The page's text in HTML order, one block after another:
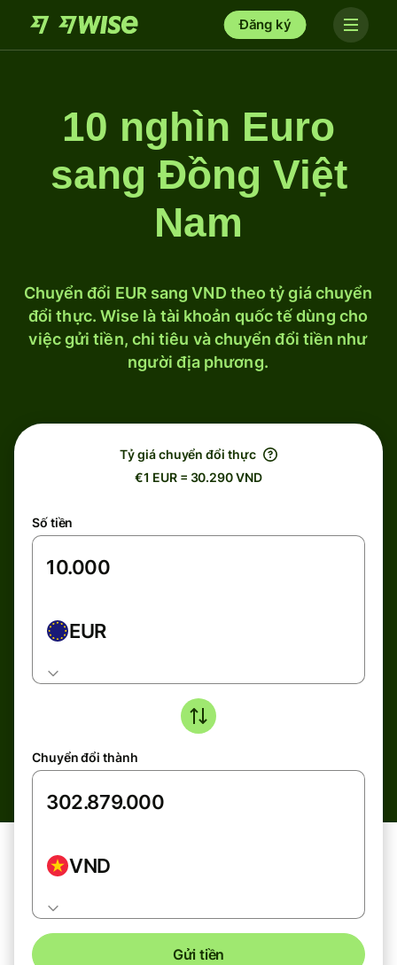
Đăng ký
10 nghìn Euro
sang Đồng Việt
Nam
Chuyển đổi EUR sang VND theo tỷ giá chuyển
đổi thực. Wise là tài khoản quốc tế dùng cho
việc gửi tiền, chi tiêu và chuyển đổi tiền như
người địa phương.
Tỷ giá chuyển đổi thực
€1 EUR = 30.290 VND
Số tiền
EUR
Chuyển đổi thành
VND
Gửi tiền